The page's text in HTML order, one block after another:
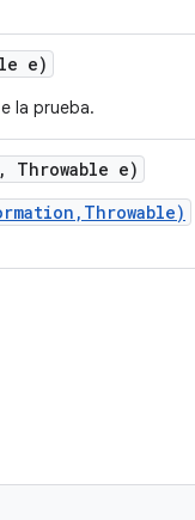
e)
la prueba.
Throwable e)